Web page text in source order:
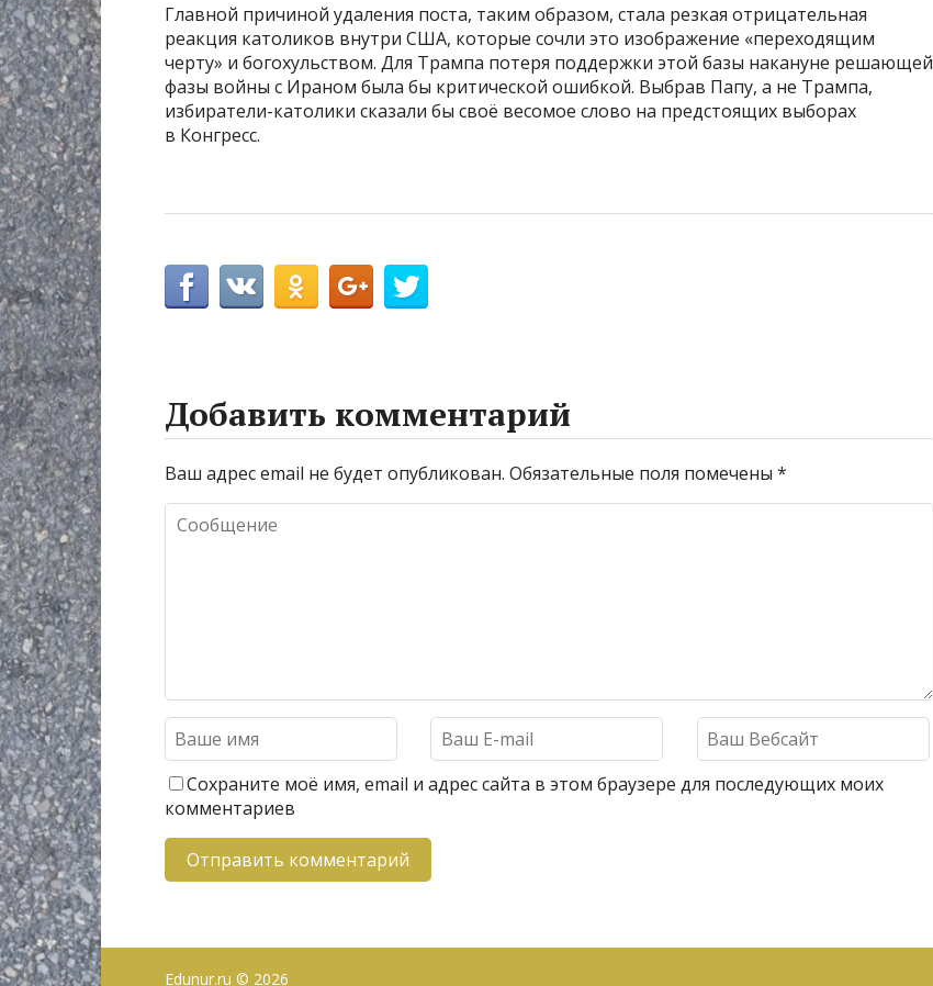
Главной причиной удаления поста, таким образом, стала резкая отрицательная
реакция католиков внутри США, которые сочли это изображение «переходящим
черту» и богохульством. Для Трампа потеря поддержки этой базы накануне решающей
фазы войны с Ираном была бы критической ошибкой. Выбрав Папу, а не Трампа,
избиратели-католики сказали бы своё весомое слово на предстоящих выборах
в Конгресс.
Добавить комментарий
Ваш адрес email не будет опубликован. Обязательные поля помечены *
Сохраните моё имя, email и адрес сайта в этом браузере для последующих моих
комментариев
Edunur.ru © 2026